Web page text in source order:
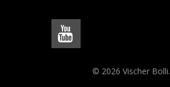
© 2026 Vischer Bolli.